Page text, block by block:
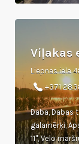
Viļakas
Liepnas iela
+371
Daba, Dabas
galamērķi,
11", Velo